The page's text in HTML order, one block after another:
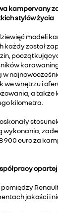
kampervany
stylów życia
modeli
każdy został
w
we wnętrzu i
a także
kilometra.
900 euro za
jakości i